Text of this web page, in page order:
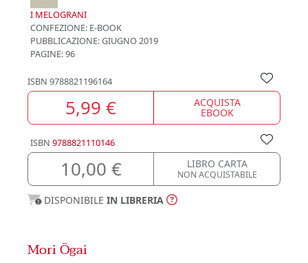
I MELOGRANI
CONFEZIONE: E-BOOK
PUBBLICAZIONE:GIUGNO 2019
PAGINE: 96
ISBN 9788821196164
5,99 € ACQUISTA
EBOOK
ISBN 9788821110146
10,00 € LIBRO CARTA
NON ACQUISTABILE
DISPONIBILE IN LIBRERIA
Mori Ōgai